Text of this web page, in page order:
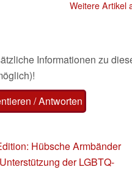
Weitere Artikel
Informationen zu
/ Antworten
Hübsche Armbänder
der LGBTQ-